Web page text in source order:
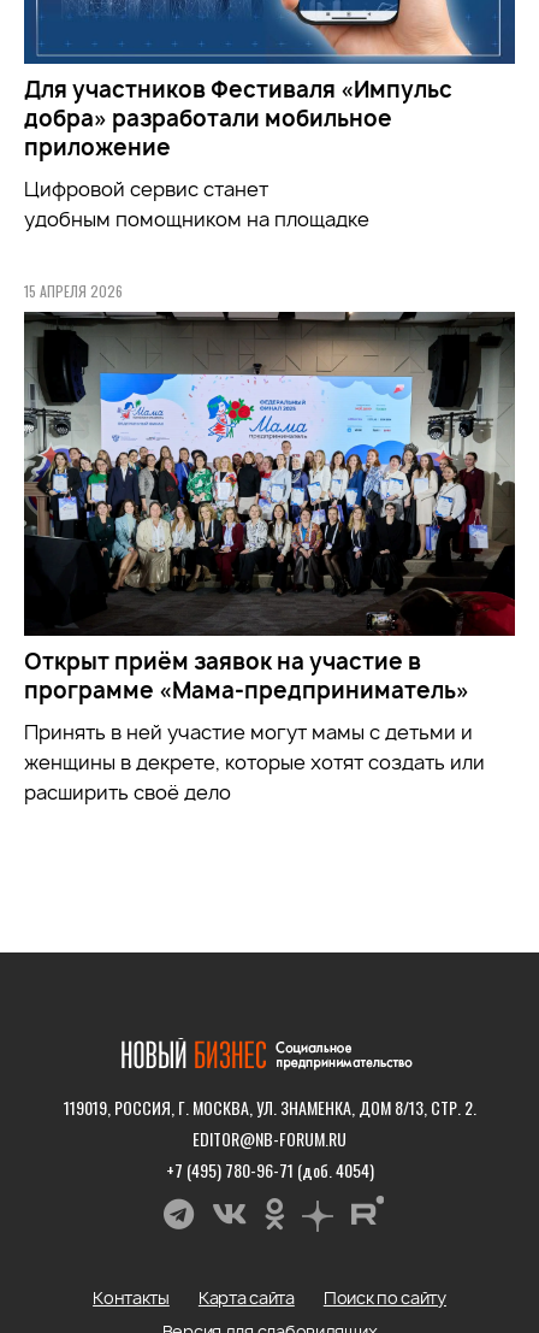
Для участников Фестиваля «Импульс
добра» разработали мобильное
приложение
Цифровой сервис станет
удобным помощником на площадке
15 АПРЕЛЯ 2026
Открыт приём заявок на участие в
программе «Мама-предприниматель»
Принять в ней участие могут мамы с детьми и
женщины в декрете, которые хотят создать или
расширить своё дело
119019, РОССИЯ, Г. МОСКВА, УЛ. ЗНАМЕНКА, ДОМ 8/13, СТР. 2.
EDITOR@NB-FORUM.RU
+7 (495) 780-96-71 (доб. 4054)
Контакты Карта сайта
Поиск по сайту